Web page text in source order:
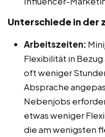
Unterschiede in der
Arbeitszeiten:
Flexibilität in
oft weniger
Absprache
Nebenjobs
etwas weniger
die am wenigsten